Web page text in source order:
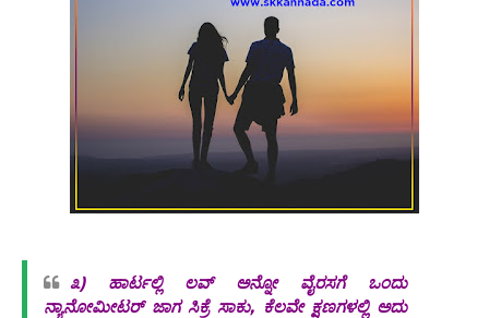
೩) ಹಾರ್ಟಲ್ಲಿ ಲವ್ ಅನ್ನೋ ವೈರಸಗೆ ಒಂದು
ನ್ಯಾನೋಮೀಟರ್ ಜಾಗ ಸಿಕ್ರೆ ಸಾಕು, ಕೆಲವೇ ಕ್ಷಣಗಳಲ್ಲಿ ಅದು